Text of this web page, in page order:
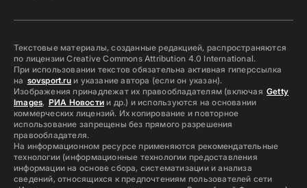
Текстовые материалы, созданные редакцией, распространяются
по лицензии Creative Commons Attribution 4.0 International.
При использовании текстов обязательна активная гиперссылка
на sovsport.ruи указание автора (если он указан).
Изображения принадлежат их правообладателям (включая Getty
Images, РИА Новостии др.) и используются на основании
коммерческих лицензий. Их копирование и повторное
использование запрещены без прямого разрешения
правообладателя.
На информационном ресурсе применяются рекомендательные
технологии (информационные технологии предоставления
информации на основе сбора, систематизации и анализа
сведений, относящихся к предпочтениям пользователей сети